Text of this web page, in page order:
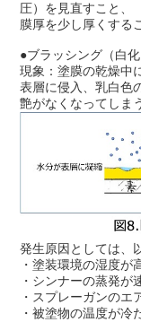
圧）を見直すこと、
膜厚を少し厚くする
●ブラッシング（白化
現象：塗膜の乾燥中
表層に侵入、乳白色
艶がなくなってしま
発生原因としては、
・塗装環境の湿度が
・シンナーの蒸発が
・スプレーガンのエ
・被塗物の温度が冷